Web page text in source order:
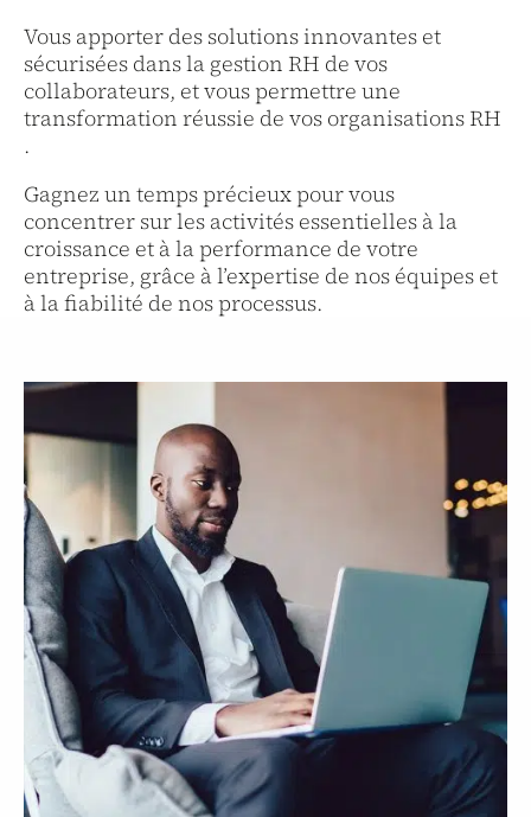
Vous apporter des solutions innovantes et
sécurisées dans la gestion RH de vos
collaborateurs, et vous permettre une
transformation réussie de vos organisations RH
.
Gagnez un temps précieux pour vous
concentrer sur les activités essentielles à la
croissance et à la performance de votre
entreprise, grâce à l’expertise de nos équipes et
à la fiabilité de nos processus.